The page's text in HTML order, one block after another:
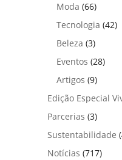
Moda (66)
Tecnologia (42)
Beleza (3)
Eventos (28)
Artigos (9)
Edição Especial
Parcerias (3)
Sustentabilidade
Notícias (717)